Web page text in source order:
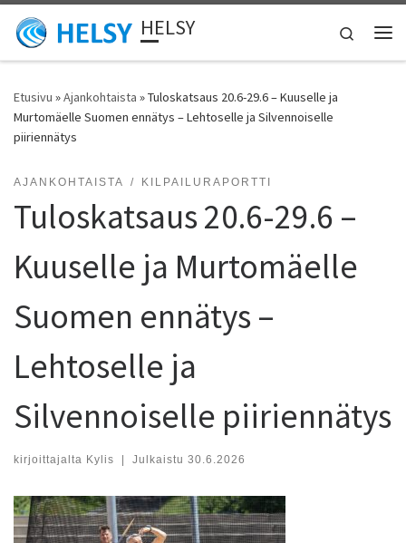
Skip to content HELSY
Search
Etusivu »Ajankohtaista »Tuloskatsaus 20.6-29.6 – Kuuselle ja
Murtomäelle Suomen ennätys – Lehtoselle ja Silvennoiselle
piiriennätys
AJANKOHTAISTA KILPAILURAPORTTI
Tuloskatsaus 20.6-29.6 –
Kuuselle ja Murtomäelle
Suomen ennätys –
Lehtoselle ja
Silvennoiselle piiriennätys
kirjoittajalta Kylis | Julkaistu 30.6.2026